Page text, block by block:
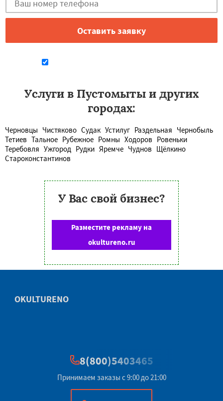
Услуги в Пустомыты и других
городах:
Черновцы Чистяково Судак Устилуг Раздельная Чернобыль
Тетиев Тальное Рубежное Ромны Ходоров Ровеньки
Теребовля Ужгород Рудки Яремче Чуднов Щёлкино
Староконстантинов
У Вас свой бизнес?
Разместите рекламу на
okultureno.ru
OKULTURENO
8(800)5403465
Принимаем заказы с 9:00 до 21:00